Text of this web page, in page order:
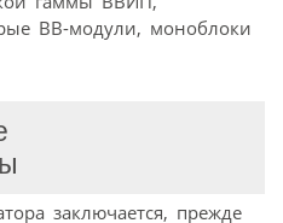
ВВ-модули, моноблоки
заключается, прежде